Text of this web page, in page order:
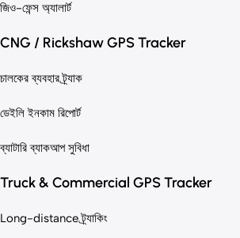
জিও-ফেন্স অ্যালার্ট
CNG / Rickshaw GPS Tracker
চালকের ব্যবহার ট্র্যাক
ডেইলি ইনকাম রিপোর্ট
ব্যাটারি ব্যাকআপ সুবিধা
Truck & Commercial GPS Tracker
Long-distance ট্র্যাকিং